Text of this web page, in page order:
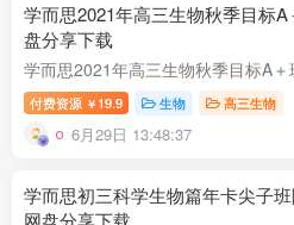
学而思2021年高三生物秋季目标
盘分享下载
付费资源 ￥ 19.9 生物 高三生物
6月29日 13:48:37
学而思初三科学生物篇年卡尖子
网盘分享下载